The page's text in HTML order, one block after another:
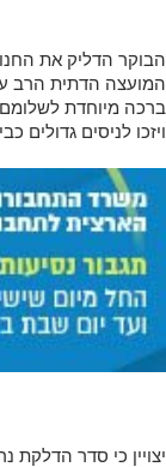
הבוקר הדליק את
המועצה הדתית הרב
ברכה מיוחדת
ויזכו לניסים גדולים
יצויין כי סדר